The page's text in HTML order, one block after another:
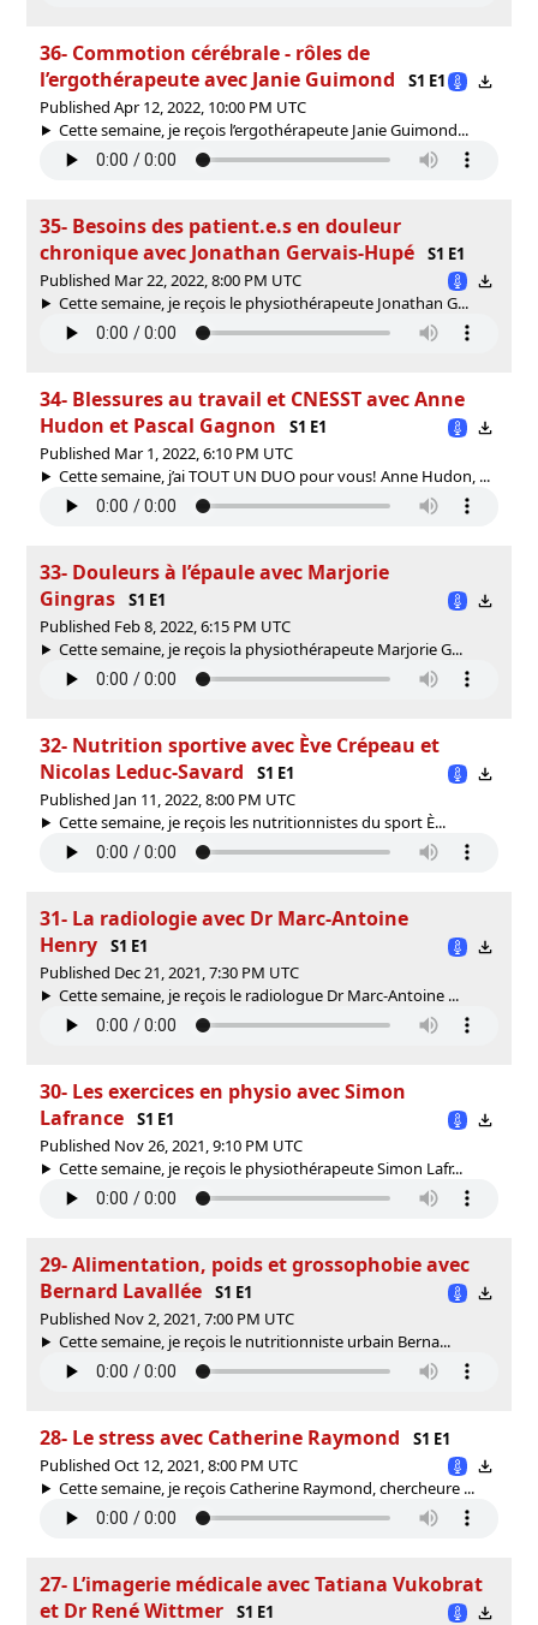
36- Commotion cérébrale - rôles de
l’ergothérapeute avec Janie Guimond
S1 E1
Published Apr 12, 2022, 10:00 PM UTC
Cette semaine, je reçois l’ergothérapeute Janie Guimond...
35- Besoins des patient.e.s en douleur
chronique avec Jonathan Gervais-Hupé
S1 E1
Published Mar 22, 2022, 8:00 PM UTC
Cette semaine, je reçois le physiothérapeute Jonathan G...
34- Blessures au travail et CNESST avec Anne
Hudon et Pascal Gagnon
S1 E1
Published Mar 1, 2022, 6:10 PM UTC
Cette semaine, j’ai TOUT UN DUO pour vous! Anne Hudon, ...
33- Douleurs à l’épaule avec Marjorie
Gingras
S1 E1
Published Feb 8, 2022, 6:15 PM UTC
Cette semaine, je reçois la physiothérapeute Marjorie G...
32- Nutrition sportive avec Ève Crépeau et
Nicolas Leduc-Savard
S1 E1
Published Jan 11, 2022, 8:00 PM UTC
Cette semaine, je reçois les nutritionnistes du sport È...
31- La radiologie avec Dr Marc-Antoine
Henry
S1 E1
Published Dec 21, 2021, 7:30 PM UTC
Cette semaine, je reçois le radiologue Dr Marc-Antoine ...
30- Les exercices en physio avec Simon
Lafrance
S1 E1
Published Nov 26, 2021, 9:10 PM UTC
Cette semaine, je reçois le physiothérapeute Simon Lafr...
29- Alimentation, poids et grossophobie avec
Bernard Lavallée
S1 E1
Published Nov 2, 2021, 7:00 PM UTC
Cette semaine, je reçois le nutritionniste urbain Berna...
28- Le stress avec Catherine Raymond
S1 E1
Published Oct 12, 2021, 8:00 PM UTC
Cette semaine, je reçois Catherine Raymond, chercheure ...
27- L’imagerie médicale avec Tatiana Vukobrat
et Dr René Wittmer
S1 E1